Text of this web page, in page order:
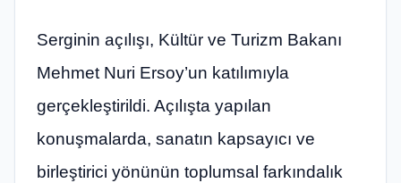
Serginin açılışı, Kültür ve Turizm Bakanı
Mehmet Nuri Ersoy’un katılımıyla
gerçekleştirildi. Açılışta yapılan
konuşmalarda, sanatın kapsayıcı ve
birleştirici yönünün toplumsal farkındalık